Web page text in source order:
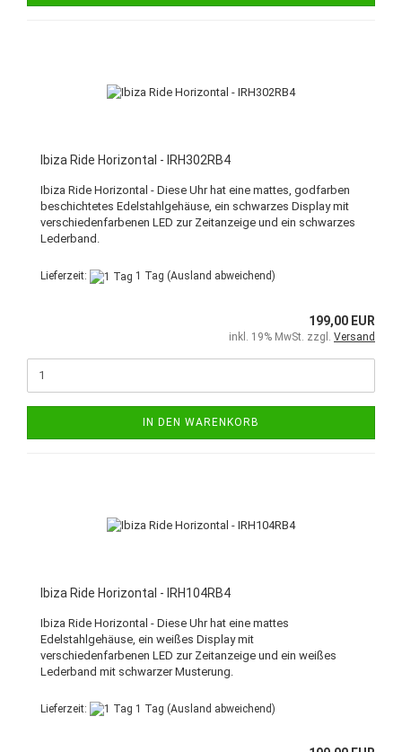
Ibiza Ride Horizontal - IRH302RB4
Ibiza Ride Horizontal - Diese Uhr hat eine mattes, godfarben
beschichtetes Edelstahlgehäuse, ein schwarzes Display mit
verschiedenfarbenen LED zur Zeitanzeige und ein schwarzes
Lederband.
Lieferzeit: 1 Tag (Ausland abweichend)
199,00 EUR
inkl. 19% MwSt. zzgl. Versand
IN DEN WARENKORB
Ibiza Ride Horizontal - IRH104RB4
Ibiza Ride Horizontal - Diese Uhr hat eine mattes
Edelstahlgehäuse, ein weißes Display mit
verschiedenfarbenen LED zur Zeitanzeige und ein weißes
Lederband mit schwarzer Musterung.
Lieferzeit: 1 Tag (Ausland abweichend)